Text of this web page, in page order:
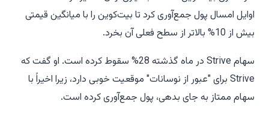
اوایل امسال پول جمع‌آوری کرد تا بیت‌کوین را با میانگین قیمتی
بیش از 10% بالاتر از سطح فعلی آن بخرد.
سهام Strive در ماه گذشته 28% سقوط کرده است. او گفت که
Strive برای "عبور از نوسانات" موقعیت خوبی دارد، زیرا اخیراً با
سهام ممتاز به جای بدهی، پول جمع‌آوری کرده است.